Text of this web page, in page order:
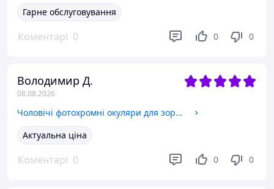
Гарне обслуговування
Коментарі 0 0 0
Володимир Д.
08.08.2026
Чоловічі фотохромні окуляри для зору хамелеони прямокутні металева оправа сині лінзи 25713 C1-6.00
Актуальна ціна
Коментарі 0 0 0